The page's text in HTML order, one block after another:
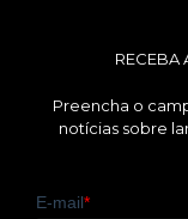
RECEBA
Preencha o
notícias sobre